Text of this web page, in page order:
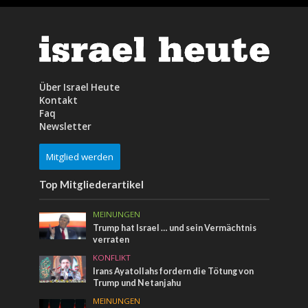
Über Israel Heute
Kontakt
Faq
Newsletter
Mitglied werden
Top Mitgliederartikel
MEINUNGEN
Trump hat Israel … und sein Vermächtnis
verraten
KONFLIKT
Irans Ayatollahs fordern die Tötung von
Trump und Netanjahu
MEINUNGEN